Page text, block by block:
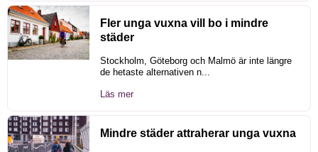
Fler unga vuxna vill bo i mindre
städer
Stockholm, Göteborg och Malmö är inte längre
de hetaste alternativen n...
Läs mer
Mindre städer attraherar unga vuxna